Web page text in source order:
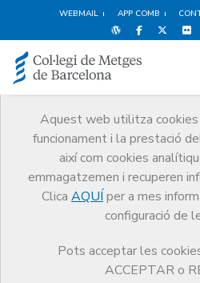
WEBMAIL APP COMB
Aquest web utilitza
funcionament i la prestació
així com cookies
emmagatzemen i recuperen
Clica AQUÍ per a mes
configuració de
Pots acceptar les
ACCEPTAR o
Publicacions
Publicacions
Guía para prevenir las reclamaciones
de cómo actuar cuando se producen y